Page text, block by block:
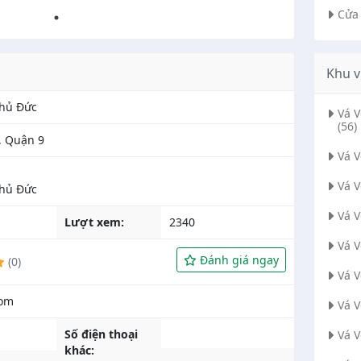
Đức
Quận 9
Đức
Lượt xem: 2340
(0) Đánh giá ngay
Số điện thoại
khác:
Khu
Vá
(56)
Vá
Vá
Vá
Vá
Vá
Vá
Vá